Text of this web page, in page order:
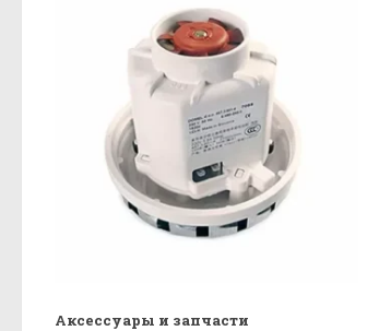
Аксессуары и запчасти